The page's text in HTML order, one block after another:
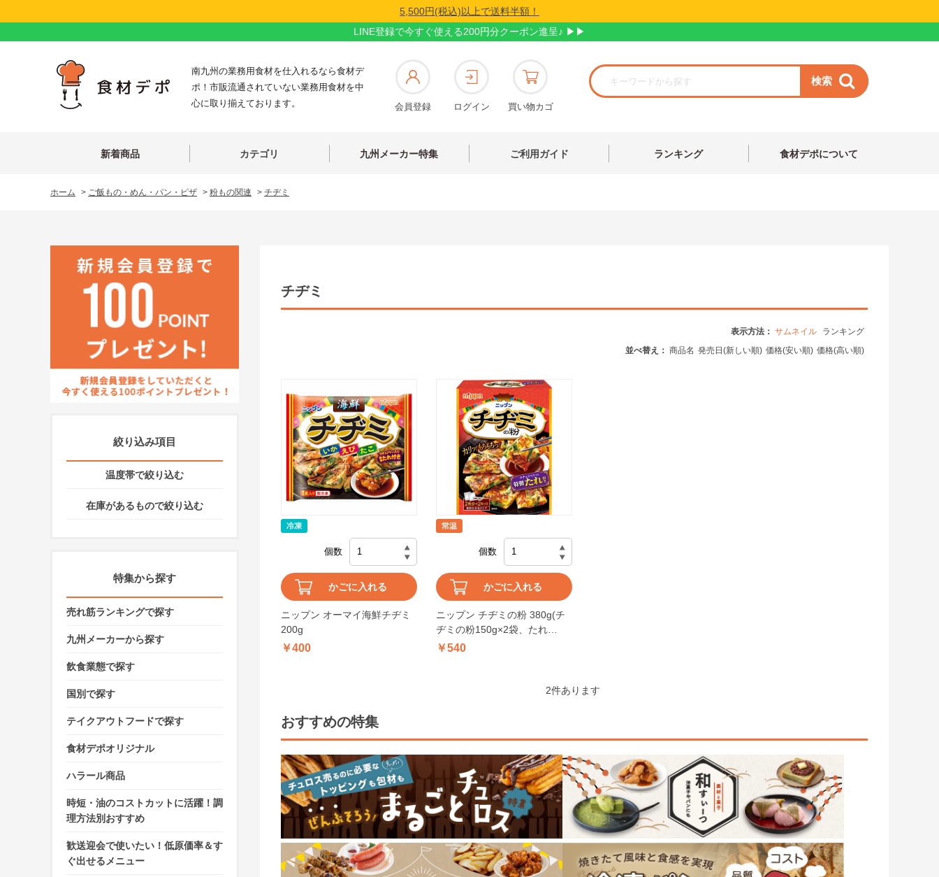
5,500円(税込)以上で送料半額！
LINE登録で今すぐ使える200円分クーポン進呈♪ ▶▶
南九州の業務用食材を仕入れるなら食材デ
ポ！市販流通されていない業務用食材を中
心に取り揃えております。
会員登録 ログイン 買い物カゴ
検索
新着商品 カテゴリ 九州メーカー特集 ご利用ガイド ランキング 食材デポについて
ホーム > ご飯もの・めん・パン・ピザ > 粉もの関連 > チヂミ
絞り込み項目
温度帯で絞り込む
在庫があるもので絞り込む
特集から探す
売れ筋ランキングで探す
九州メーカーから探す
飲食業態で探す
国別で探す
テイクアウトフードで探す
食材デポオリジナル
ハラール商品
時短・油のコストカットに活躍！調
理方法別おすすめ
歓送迎会で使いたい！低原価率＆す
ぐ出せるメニュー
チヂミ
表示方法： サムネイル
ランキング
並べ替え： 商品名 発売日(新しい順) 価格(安い順) 価格(高い順)
ニップン オーマイ海鮮チヂミ
200g
￥400
個数
かごに入れる
ニップン チヂミの粉 380g(チ
ヂミの粉150g×2袋、たれ
40g×2袋)
￥540
個数
かごに入れる
2件あります
おすすめの特集